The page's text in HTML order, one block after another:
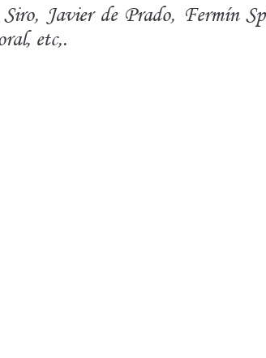
Javier de Prado, Fermín
etc,.